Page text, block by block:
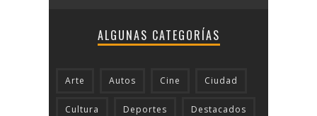
ALGUNAS CATEGORÍAS
Arte Autos Cine Ciudad
Cultura Deportes Destacados